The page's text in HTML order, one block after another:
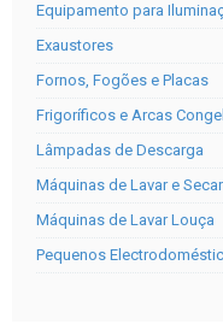
Equipamento para
Exaustores
Fornos, Fogões e Placas
Frigoríficos e Arcas
Lâmpadas de Descarga
Máquinas de Lavar e
Máquinas de Lavar Louça
Pequenos